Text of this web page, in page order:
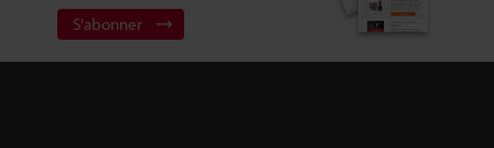
S'abonner